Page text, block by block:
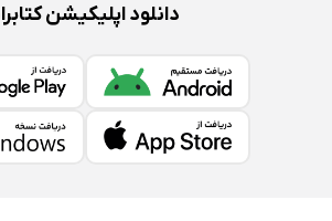
دانلود اپلیکیشن